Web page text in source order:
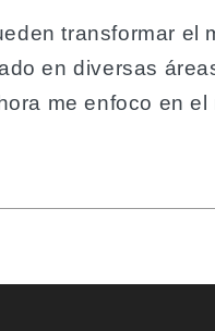
transformar el
en diversas
me enfoco en el